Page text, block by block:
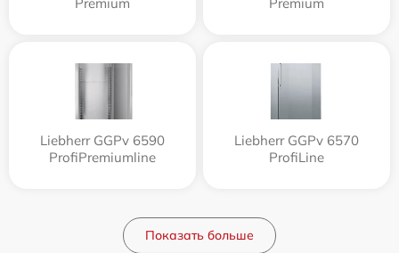
Liebherr GGPv 6590
ProfiPremiumline
Liebherr GGPv 6570
ProfiLine
Показать больше